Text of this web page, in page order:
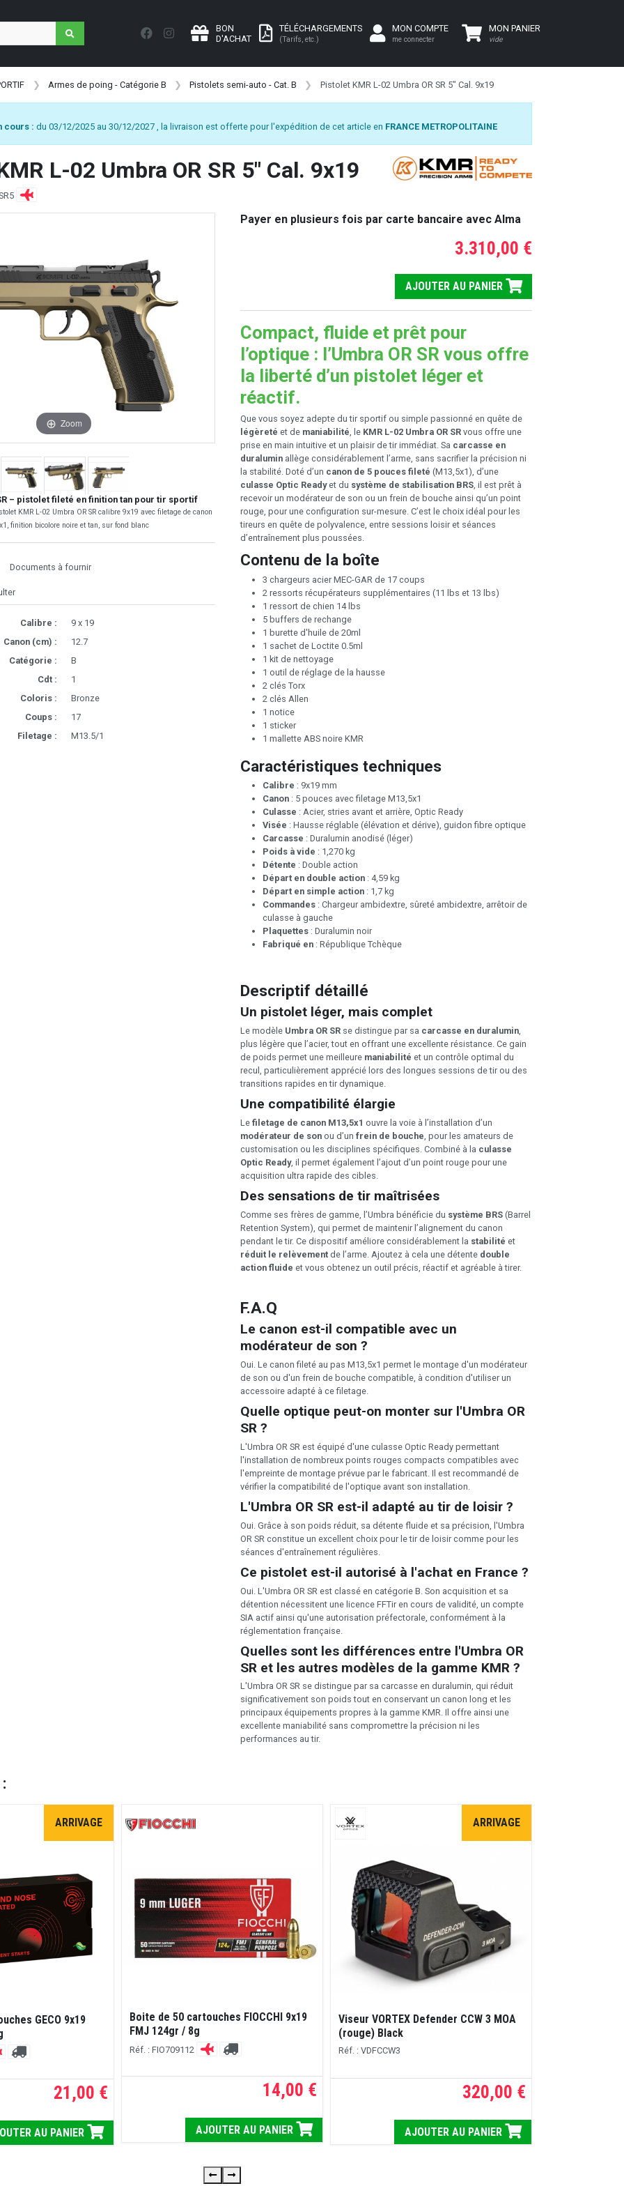
BON
D'ACHAT
TÉLÉCHARGEMENTS
(Tarifs, etc.)
MON COMPTE
me connecter
MON PANIER
vide
Armes de poing - Catégorie B Pistolets semi-auto - Cat. B Pistolet KMR L-02 Umbra OR SR 5" Cal. 9x19
cours : du 03/12/2025 au 30/12/2027 , la livraison est offerte pour l'expédition de cet article en FRANCE METROPOLITAINE
L-02 Umbra OR SR 5" Cal. 9x19
Zoom
– pistolet fileté en finition tan pour tir sportif
KMR L-02 Umbra OR SR calibre 9x19 avec filetage de canon
finition bicolore noire et tan, sur fond blanc
Documents à fournir
Calibre :
9 x 19
Canon (cm) :
12.7
Catégorie :
B
Cdt :
1
Coloris :
Bronze
Coups :
17
Filetage :
M13.5/1
Payer en plusieurs fois par carte bancaire avec Alma
3.310,00 €
AJOUTER AU PANIER
Compact, fluide et prêt pour
l’optique : l’Umbra OR SR vous offre
la liberté d’un pistolet léger et
réactif.
Que vous soyez adepte du tir sportif ou simple passionné en quête de
légèreté et de maniabilité , le KMR L-02 Umbra OR SR vous offre une
prise en main intuitive et un plaisir de tir immédiat. Sa carcasse en
duralumin allège considérablement l’arme, sans sacrifier la précision ni
la stabilité. Doté d’un canon de 5 pouces fileté (M13,5x1), d’une
culasse Optic Readyet du système de stabilisation BRS , il est prêt à
recevoir un modérateur de son ou un frein de bouche ainsi qu’un point
rouge, pour une configuration sur-mesure. C’est le choix idéal pour les
tireurs en quête de polyvalence, entre sessions loisir et séances
d’entraînement plus poussées.
Contenu de la boîte
3 chargeurs acier MEC-GAR de 17 coups
2 ressorts récupérateurs supplémentaires (11 lbs et 13 lbs)
1 ressort de chien 14 lbs
5 buffers de rechange
1 burette d'huile de 20ml
1 sachet de Loctite 0.5ml
1 kit de nettoyage
1 outil de réglage de la hausse
2 clés Torx
2 clés Allen
1 notice
1 sticker
1 mallette ABS noire KMR
Caractéristiques techniques
Calibre : 9x19 mm
Canon : 5 pouces avec filetage M13,5x1
Culasse : Acier, stries avant et arrière, Optic Ready
Visée : Hausse réglable (élévation et dérive), guidon fibre optique
Carcasse : Duralumin anodisé (léger)
Poids à vide : 1,270 kg
Détente : Double action
Départ en double action : 4,59 kg
Départ en simple action : 1,7 kg
Commandes : Chargeur ambidextre, sûreté ambidextre, arrêtoir de
culasse à gauche
Plaquettes : Duralumin noir
Fabriqué en : République Tchèque
Descriptif détaillé
Un pistolet léger, mais complet
Le modèle Umbra OR SR se distingue par sa carcasse en duralumin,
plus légère que l’acier, tout en offrant une excellente résistance. Ce gain
de poids permet une meilleure maniabilité et un contrôle optimal du
recul, particulièrement apprécié lors des longues sessions de tir ou des
transitions rapides en tir dynamique.
Une compatibilité élargie
Le filetage de canon M13,5x1 ouvre la voie à l’installation d’un
modérateur de son ou d’un frein de bouche , pour les amateurs de
customisation ou les disciplines spécifiques. Combiné à la culasse
Optic Ready, il permet également l’ajout d’un point rouge pour une
acquisition ultra rapide des cibles.
Des sensations de tir maîtrisées
Comme ses frères de gamme, l’Umbra bénéficie du système BRS (Barrel
Retention System), qui permet de maintenir l’alignement du canon
pendant le tir. Ce dispositif améliore considérablement la stabilité et
réduit le relèvement de l’arme. Ajoutez à cela une détente double
action fluide et vous obtenez un outil précis, réactif et agréable à tirer.
F.A.Q
Le canon est-il compatible avec un
modérateur de son ?
Oui. Le canon fileté au pas M13,5x1 permet le montage d'un modérateur
de son ou d'un frein de bouche compatible, à condition d'utiliser un
accessoire adapté à ce filetage.
Quelle optique peut-on monter sur l'Umbra OR
SR ?
L'Umbra OR SR est équipé d'une culasse Optic Ready permettant
l'installation de nombreux points rouges compacts compatibles avec
l'empreinte de montage prévue par le fabricant. Il est recommandé de
vérifier la compatibilité de l'optique avant son installation.
L'Umbra OR SR est-il adapté au tir de loisir ?
Oui. Grâce à son poids réduit, sa détente fluide et sa précision, l'Umbra
OR SR constitue un excellent choix pour le tir de loisir comme pour les
séances d'entraînement régulières.
Ce pistolet est-il autorisé à l'achat en France ?
Oui. L'Umbra OR SR est classé en catégorie B. Son acquisition et sa
détention nécessitent une licence FFTir en cours de validité, un compte
SIA actif ainsi qu'une autorisation préfectorale, conformément à la
réglementation française.
Quelles sont les différences entre l'Umbra OR
SR et les autres modèles de la gamme KMR ?
L'Umbra OR SR se distingue par sa carcasse en duralumin, qui réduit
significativement son poids tout en conservant un canon long et les
principaux équipements propres à la gamme KMR. Il offre ainsi une
excellente maniabilité sans compromettre la précision ni les
performances au tir.
ARRIVAGE
GECO 9x19
21,00 €
AU PANIER
Boite de 50 cartouches FIOCCHI 9x19
FMJ 124gr / 8g
Réf. : FIO709112
14,00 €
AJOUTER AU PANIER
ARRIVAGE
Viseur VORTEX Defender CCW 3 MOA
(rouge) Black
Réf. : VDFCCW3
320,00 €
AJOUTER AU PANIER